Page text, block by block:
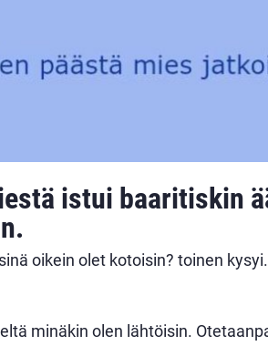
istui baaritiskin
oikein olet kotoisin? toinen kysyi.
minäkin olen lähtöisin.